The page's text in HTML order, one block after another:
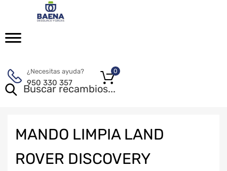
¿Necesitas ayuda?
950 330 357
0
MANDO LIMPIA LAND
ROVER DISCOVERY